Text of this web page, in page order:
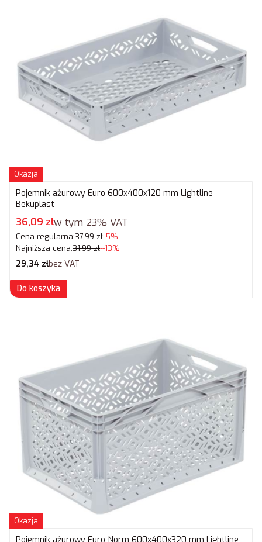
Okazja
Pojemnik ażurowy Euro 600x400x120 mm Lightline
Bekuplast
Cena promocyjna brutto
36,09 złw tym 23% VAT
Cena regularna:37,99 zł-5%
Najniższa cena:31,99 zł--13%
Cena netto
29,34 złbez VAT
Do koszyka
Okazja